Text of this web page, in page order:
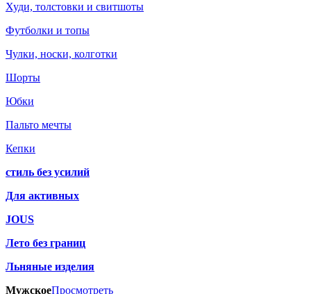
Худи, толстовки и свитшоты
Футболки и топы
Чулки, носки, колготки
Шорты
Юбки
Пальто мечты
Кепки
стиль без усилий
Для активных
JOUS
Лето без границ
Льняные изделия
МужскоеПросмотреть